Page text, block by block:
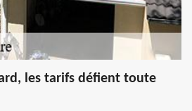
les tarifs défient toute